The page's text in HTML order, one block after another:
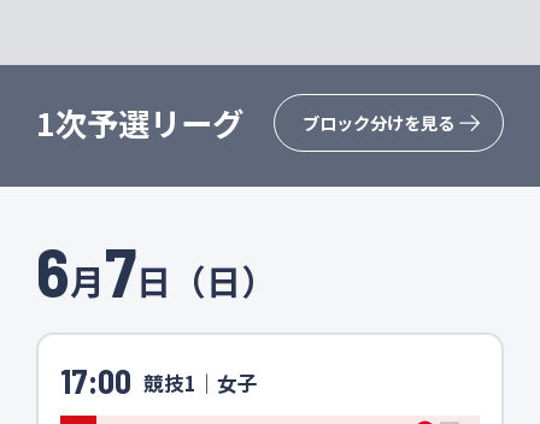
1次予選リーグ ブロック分けを見る
6月7日（日）
17:00 競技1｜女子